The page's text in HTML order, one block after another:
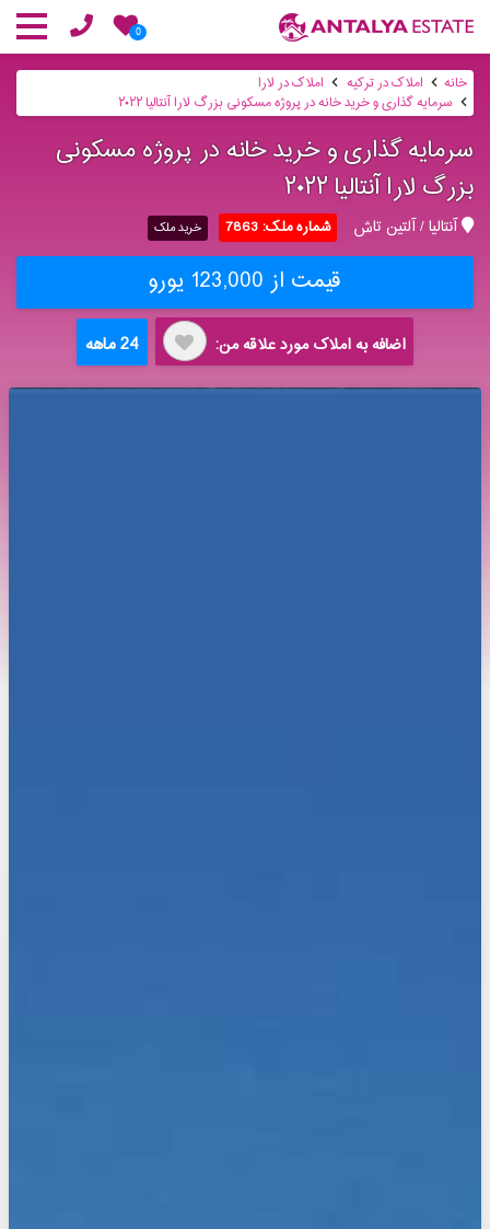
0
خانه املاک در ترکیه
املاک در لارا
سرمایه گذاری و خرید خانه در پروژه مسکونی بزرگ لارا آنتالیا ۲۰۲۲
سرمایه گذاری و خرید خانه در پروژه مسکونی
بزرگ لارا آنتالیا ۲۰۲۲
آنتالیا / آلتین تاش شماره ملک: 7863 خرید ملک
قیمت از 123,000 یورو
اضافه به املاک مورد علاقه من: 24 ماهه